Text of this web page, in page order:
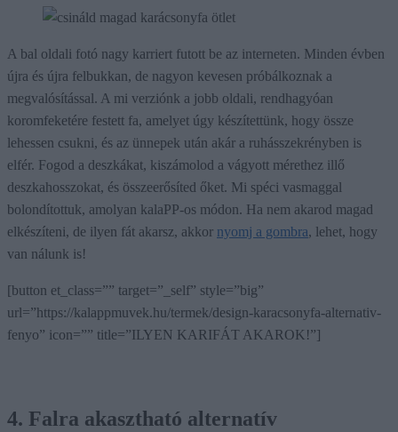
A bal oldali fotó nagy karriert futott be az interneten. Minden évben
újra és újra felbukkan, de nagyon kevesen próbálkoznak a
megvalósítással. A mi verziónk a jobb oldali, rendhagyóan
koromfeketére festett fa, amelyet úgy készítettünk, hogy össze
lehessen csukni, és az ünnepek után akár a ruhásszekrényben is
elfér. Fogod a deszkákat, kiszámolod a vágyott mérethez illő
deszkahosszokat, és összeerősíted őket. Mi spéci vasmaggal
bolondítottuk, amolyan kalaPP-os módon. Ha nem akarod magad
elkészíteni, de ilyen fát akarsz, akkor nyomj a gombra, lehet, hogy
van nálunk is!
[button et_class=”” target=”_self” style=”big”
url=”https://kalappmuvek.hu/termek/design-karacsonyfa-alternativ-
fenyo” icon=”” title=”ILYEN KARIFÁT AKAROK!”]
4. Falra akasztható alternatív